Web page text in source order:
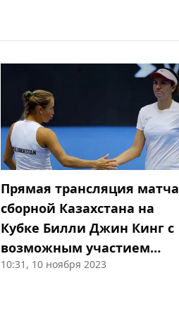
Прямая трансляция матча
сборной Казахстана на
Кубке Билли Джин Кинг с
возможным участием
Рыбакиной
10:31, 10 ноября 2023